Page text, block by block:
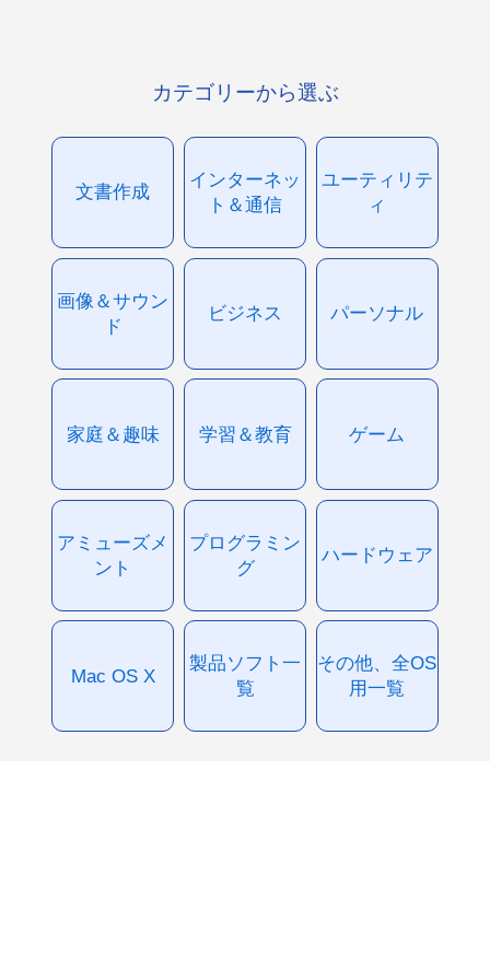
カテゴリーから選ぶ
文書作成
インターネッ
ト＆通信
ユーティリテ
ィ
画像＆サウン
ド
ビジネス パーソナル
家庭＆趣味 学習＆教育 ゲーム
アミューズメ
ント
プログラミン
グ
ハードウェア
Mac OS X
製品ソフト一
覧
その他、全OS
用一覧